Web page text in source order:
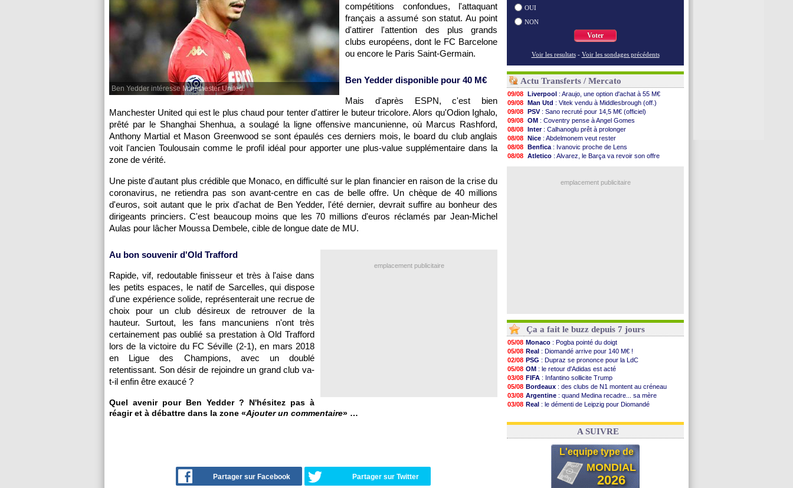
Ben Yedder intéresse Manchester United.
compétitions confondues, l'attaquant
français a assumé son statut. Au point
d'attirer l'attention des plus grands
clubs européens, dont le FC Barcelone
ou encore le Paris Saint-Germain.
Ben Yedder disponible pour 40 M€
Mais d'après ESPN, c'est bien
Manchester United qui est le plus chaud pour tenter d'attirer le buteur tricolore. Alors qu'Odion Ighalo,
prêté par le Shanghai Shenhua, a soulagé la ligne offensive mancunienne, où Marcus Rashford,
Anthony Martial et Mason Greenwood se sont épaulés ces derniers mois, le board du club anglais
voit l'ancien Toulousain comme le profil idéal pour apporter une plus-value supplémentaire dans la
zone de vérité.
Une piste d'autant plus crédible que Monaco, en difficulté sur le plan financier en raison de la crise du
coronavirus, ne retiendra pas son avant-centre en cas de belle offre. Un chèque de 40 millions
d'euros, soit autant que le prix d'achat de Ben Yedder, l'été dernier, devrait suffire au bonheur des
dirigeants princiers. C'est beaucoup moins que les 70 millions d'euros réclamés par Jean-Michel
Aulas pour lâcher Moussa Dembele, cible de longue date de MU.
emplacement publicitaire
Au bon souvenir d'Old Trafford
Rapide, vif, redoutable finisseur et très à l'aise dans
les petits espaces, le natif de Sarcelles, qui dispose
d'une expérience solide, représenterait une recrue de
choix pour un club désireux de retrouver de la
hauteur. Surtout, les fans mancuniens n'ont très
certainement pas oublié sa prestation à Old Trafford
lors de la victoire du FC Séville (2-1), en mars 2018
en Ligue des Champions, avec un doublé
retentissant. Son désir de rejoindre un grand club va-
t-il enfin être exaucé ?
Quel avenir pour Ben Yedder ? N'hésitez pas à
réagir et à débattre dans la zone «Ajouter un commentaire» …
Partager sur Facebook Partager sur Twitter
OUI
NON
Voter
Voir les resultats - Voir les sondages précédents
Actu Transferts / Mercato
09/08 Liverpool : Araujo, une option d'achat à 55 M€
09/08 Man Utd : Vitek vendu à Middlesbrough (off.)
09/08 PSV: Sano recruté pour 14,5 M€ (officiel)
09/08 OM : Coventry pense à Angel Gomes
08/08 Inter: Calhanoglu prêt à prolonger
08/08 Nice : Abdelmonem veut rester
08/08 Benfica : Ivanovic proche de Lens
08/08 Atletico : Alvarez, le Barça va revoir son offre
: Sergi Roberto a signé (officiel)
emplacement publicitaire
Ça a fait le buzz depuis 7 jours
05/08 Monaco : Pogba pointé du doigt
05/08 Real : Diomandé arrive pour 140 M€ !
02/08 PSG : Dupraz se prononce pour la LdC
05/08 OM : le retour d'Adidas est acté
03/08 FIFA : Infantino sollicite Trump
05/08 Bordeaux : des clubs de N1 montent au créneau
03/08 Argentine : quand Medina recadre... sa mère
03/08 Real : le démenti de Leipzig pour Diomandé
03/08 OM: Paixão attire un 2e club anglais
A SUIVRE
L'equipe type de
MONDIAL
2026